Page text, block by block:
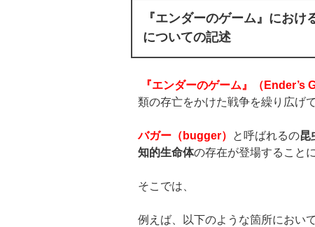
『エンダーのゲーム』におけ
についての記述
『エンダーのゲーム』（ Ender’s
類の存亡をかけた戦争を繰り広げ
バガー（ bugger） と呼ばれるの昆
知的生命体の存在が登場すること
そこでは、
例えば、以下のような箇所において